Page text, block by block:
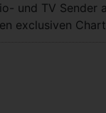
und TV Sender
exclusiven